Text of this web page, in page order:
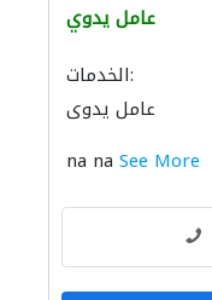
عامل يدوي
الخدمات:
عامل يدوي
na na See More